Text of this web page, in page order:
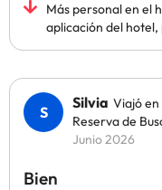
Más personal en el
aplicación del
Silvia Viajó
Reserva de
Junio 2026
Bien